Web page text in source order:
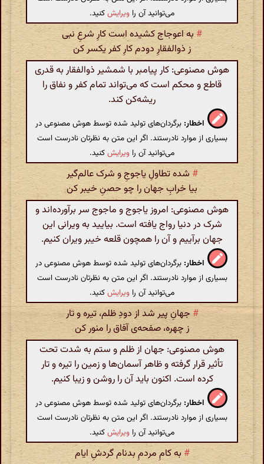
می‌توانید آن را ویرایشکنید.
# به اعوجاج کشیده است کارِ شرعِ نبی
ز ذوالفقارِ دودم کارِ کفر یکسر کن
هوش مصنوعی: کار پیامبر با شمشیر ذوالفقار به قدری
قاطع و محکم است که می‌تواند تمام کفر و نفاق را
ریشه‌کن کند.
اخطار: برگردان‌های تولید شده توسط هوش مصنوعی در
بسیاری از موارد نادرستند. اگر این متن به نظرتان نادرست است
می‌توانید آن را ویرایشکنید.
# شده تطاولِ یاجوجِ و شرک عالم‌گیر
بیا خرابِ جهان را چو حصنِ خیبر کن
هوش مصنوعی: امروز یاجوج و ماجوج سر برآورده‌اند و
شرک در دنیا رواج یافته است. بیایید به ویرانی این
جهان برآییم و آن را همچون قلعه خیبر ویران کنیم.
اخطار: برگردان‌های تولید شده توسط هوش مصنوعی در
بسیاری از موارد نادرستند. اگر این متن به نظرتان نادرست است
می‌توانید آن را ویرایشکنید.
#جهانِ پیر شد از دودِ ظلم، تیره و تار
ز چهره، صفحه‌ی آفاق را منور کن
هوش مصنوعی: جهان از ظلم و ستم به شدت تحت
تأثیر قرار گرفته و ظاهر آسمان‌ها و زمین را تیره و تار
کرده است. اکنون باید آن را روشن و زیبا کنیم.
اخطار: برگردان‌های تولید شده توسط هوش مصنوعی در
بسیاری از موارد نادرستند. اگر این متن به نظرتان نادرست است
می‌توانید آن را ویرایشکنید.
# به کامِ مردمِ بدنام گردشِ ایام